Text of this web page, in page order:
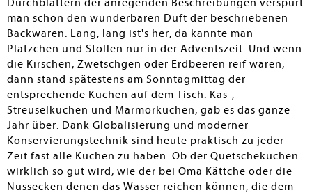
Durchblättern der anregenden Beschreibungen verspürt
man schon den wunderbaren Duft der beschriebenen
Backwaren. Lang, lang ist's her, da kannte man
Plätzchen und Stollen nur in der Adventszeit. Und wenn
die Kirschen, Zwetschgen oder Erdbeeren reif waren,
dann stand spätestens am Sonntagmittag der
entsprechende Kuchen auf dem Tisch. Käs-,
Streuselkuchen und Marmorkuchen, gab es das ganze
Jahr über. Dank Globalisierung und moderner
Konservierungstechnik sind heute praktisch zu jeder
Zeit fast alle Kuchen zu haben. Ob der Quetschekuchen
wirklich so gut wird, wie der bei Oma Kättche oder die
Nussecken denen das Wasser reichen können, die dem